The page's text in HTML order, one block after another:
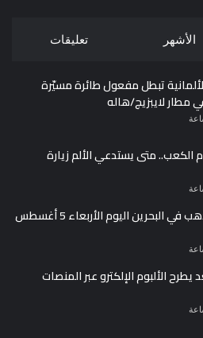
الأشهر تعليقات
تبطل مفعول طائرة مسيّرة
مطار لايبزيج/هاله
الكعب.. متى يستدعي الألم زيارة
أسعار الذهب في البحرين اليوم الأربعاء 5 أغسطس
الألبوم الإلكترو عبر المنصات